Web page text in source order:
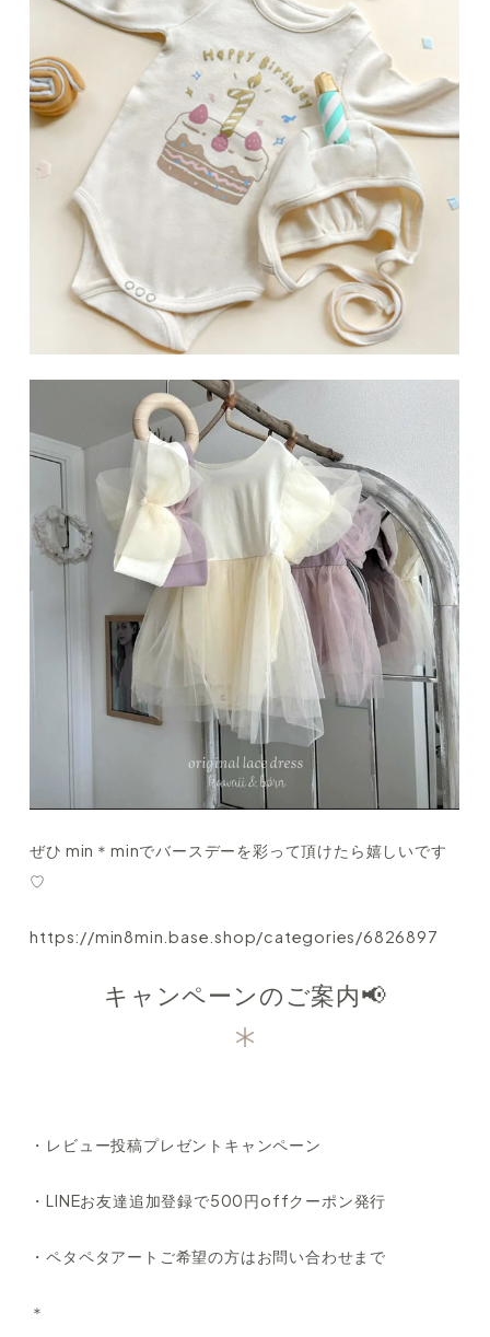
ぜひ min＊minでバースデーを彩って頂けたら嬉しいです
♡
https://min8min.base.shop/categories/6826897
キャンペーンのご案内📢
・レビュー投稿プレゼントキャンペーン
・LINEお友達追加登録で500円offクーポン発行
・ペタペタアートご希望の方はお問い合わせまで
＊